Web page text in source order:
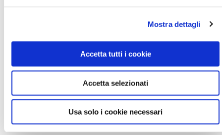
Mostra dettagli
Accetta tutti i cookie
Accetta selezionati
Usa solo i cookie necessari
GUIDA
REFERENTE
Console Valeria Bortolotti